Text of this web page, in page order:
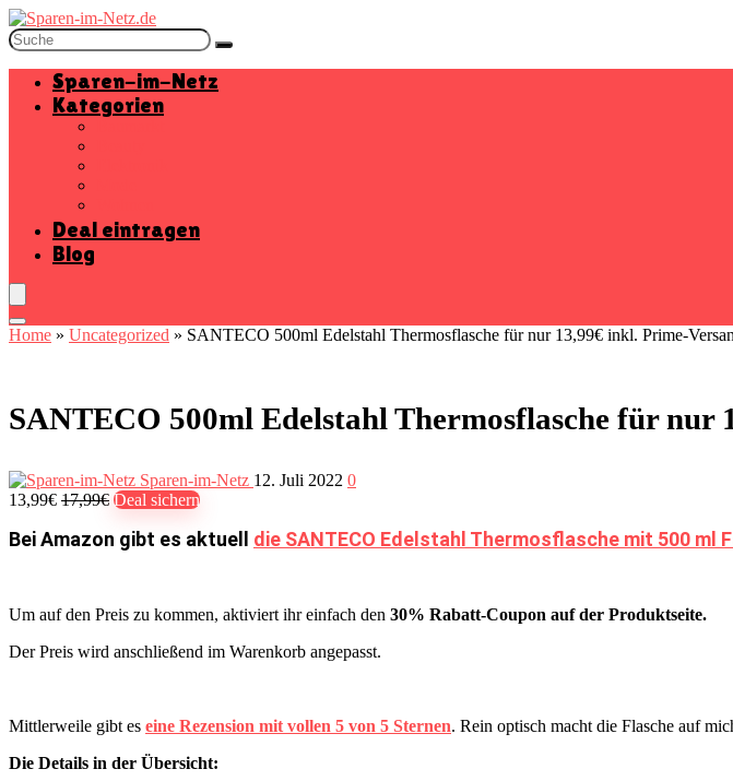
Sparen-im-Netz
Kategorien
Deal eintragen
Blog
Home » Uncategorized » SANTECO 500ml Edelstahl Thermosflasche für nur 13,99€ inkl. Prime-
SANTECO 500ml Edelstahl Thermosflasche für nur
Sparen-im-Netz 12. Juli 2022 0
13,99€ 17,99€ Deal sichern
Bei Amazon gibt es aktuell die SANTECO Edelstahl Thermosflasche mit 500 ml
Um auf den Preis zu kommen, aktiviert ihr einfach den 30% Rabatt-Coupon auf der Produktseite.
Der Preis wird anschließend im Warenkorb angepasst.
Mittlerweile gibt es eine Rezension mit vollen 5 von 5 Sternen. Rein optisch macht die Flasche auf
Die Details in der Übersicht: